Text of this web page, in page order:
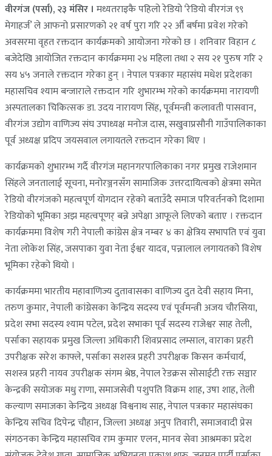
वीरगंज (पर्सा), २३ मंसिर । मध्यतराइकै पहिलो रेडियो ‘रेडियो वीरगंज ९९
मेगाहर्ज’ ले आफनो प्रसारणको २१ वर्ष पुरा गरि २२ औँ बर्षमा प्रवेश गरेको
अवसरमा वृहत रक्तदान कार्यक्रमको आयोजना गरेको छ । शनिवार विहान ८
बजेदेखि आयोजित रक्तदान कार्यक्रममा २४ महिला तथा २ सय २१ पुरुष गरि २
सय ४५ जनाले रक्तदान गरेका हुन् । नेपाल पत्रकार महासंघ मधेश प्रदेशका
महासचिव श्याम बन्जाराले रक्तदान गरि शुभारम्भ गरेको कार्यक्रममा नारायणी
अस्पतालका चिकित्सक डा. उदय नारायण सिंह, पूर्वमन्त्री कलावती पासवान,
वीरगंज उद्योग वाणिज्य संघ उपाध्यक्ष मनोज दास, सखुवाप्रसौनी गाउँपालिकाका
पूर्व अध्यक्ष प्रदिप जयसवाल लगायतले रक्तदान गरेका थिए ।
कार्यक्रमको शुभारम्भ गर्दै वीरगंज महानगरपालिकाका नगर प्रमुख राजेशमान
सिंहले जनतालाई सूचना, मनोरञ्जनसँग सामाजिक उत्तरदायित्वको क्षेत्रमा समेत
रेडियो वीरगंजको महत्वपूर्ण योगदान रहेको बताउँदै समाज परिवर्तनको दिशामा
रेडियोको भूमिका अझ महत्वपूणर् बन्ने अपेक्षा आफूले लिएको बताए । रक्तदान
कार्यक्रममा विशेष गरी नेपाली कांग्रेस क्षेत्र नम्बर ४ का क्षेत्रिय सभापति एवं युवा
नेता लोकेश सिंह, जसपाका युवा नेता ईश्वर यादव, पन्नालाल लगायतको विशेष
भूमिका रहेको थियो ।
कार्यक्रममा भारतीय महावाणिज्य दुतावासका वाणिज्य दुत देवी सहाय मिना,
तरुण कुमार, नेपाली कांग्रेसका केन्द्रिय सदस्य एवं पूर्वमन्त्री अजय चौरसिया,
प्रदेश सभा सदस्य श्याम पटेल, प्रदेश सभाका पूर्व सदस्य राजेश्वर साह तेली,
पर्साका सहायक प्रमुख जिल्ला अधिकारी शिवप्रसाद लम्साल, वाराका प्रहरी
उपरीक्षक सरेश काफ्ले, पर्साका सशस्त्र प्रहरी उपरीक्षक किसन कर्मचार्य,
सशस्त्र प्रहरी नायव उपरीक्षक संगम श्रेष्ठ, नेपाल रेडक्रस सोसाईटी रक्त सञ्चार
केन्द्रकी सयोजक मधु राणा, समाजसेवी पशुपति विक्रम शाह, उषा शाह, तेली
कल्याण समाजका केन्द्रिय अध्यक्ष विश्वनाथ साह, नेपाल पत्रकार महासंघका
केन्द्रिय सचिव दिपेन्द्र चौहान, जिल्ला अध्यक्ष अनुप तिवारी, समाजवादी प्रेस
संगठनका केन्द्रिय महासचिव राम कुमार एलन, मानव सेवा आश्रमका प्रदेश